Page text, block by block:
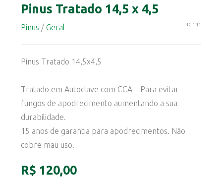
Pinus Tratado 14,5 x 4,5
Pinus / Geral ID: 141
Pinus Tratado 14,5x4,5
Tratado em Autoclave com CCA – Para evitar
fungos de apodrecimento aumentando a sua
durabilidade.
15 anos de garantia para apodrecimentos. Não
cobre mau uso.
R$ 120,00